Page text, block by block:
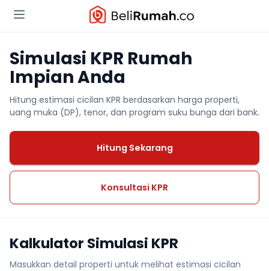
Simulasi KPR Rumah
Impian Anda
Hitung estimasi cicilan KPR berdasarkan harga properti,
uang muka (DP), tenor, dan program suku bunga dari bank.
Hitung Sekarang
Konsultasi KPR
Kalkulator Simulasi KPR
Masukkan detail properti untuk melihat estimasi cicilan